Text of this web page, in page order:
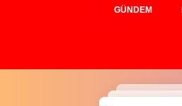
GÜNDEM